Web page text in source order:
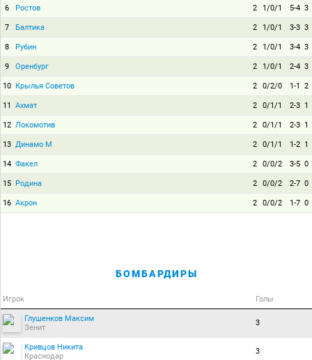
6 Ростов 2 1/0/1 5-4 3
7 Балтика 2 1/0/1 3-3 3
8 Рубин 2 1/0/1 3-4 3
9 Оренбург 2 1/0/1 2-4 3
10 Крылья Советов 2 0/2/0 1-1 2
11 Ахмат 2 0/1/1 2-3 1
12 Локомотив 2 0/1/1 2-3 1
13 Динамо М 2 0/1/1 1-2 1
14 Факел 2 0/0/2 3-5 0
15 Родина 2 0/0/2 2-7 0
16 Акрон 2 0/0/2 1-7 0
БОМБАРДИРЫ
Игрок Голы
Глушенков Максим
Зенит
3
Кривцов Никита
Краснодар
3